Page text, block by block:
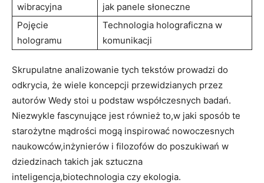
wibracyjna
jak panele słoneczne
Pojęcie
hologramu
Technologia holograficzna w
komunikacji
Skrupulatne analizowanie tych tekstów prowadzi do
odkrycia, że wiele koncepcji przewidzianych przez
autorów Wedy stoi u podstaw współczesnych badań.
Niezwykle fascynujące jest również to,w jaki sposób te
starożytne mądrości mogą inspirować nowoczesnych
naukowców,inżynierów i filozofów do poszukiwań w
dziedzinach takich jak sztuczna
inteligencja,biotechnologia czy ekologia.